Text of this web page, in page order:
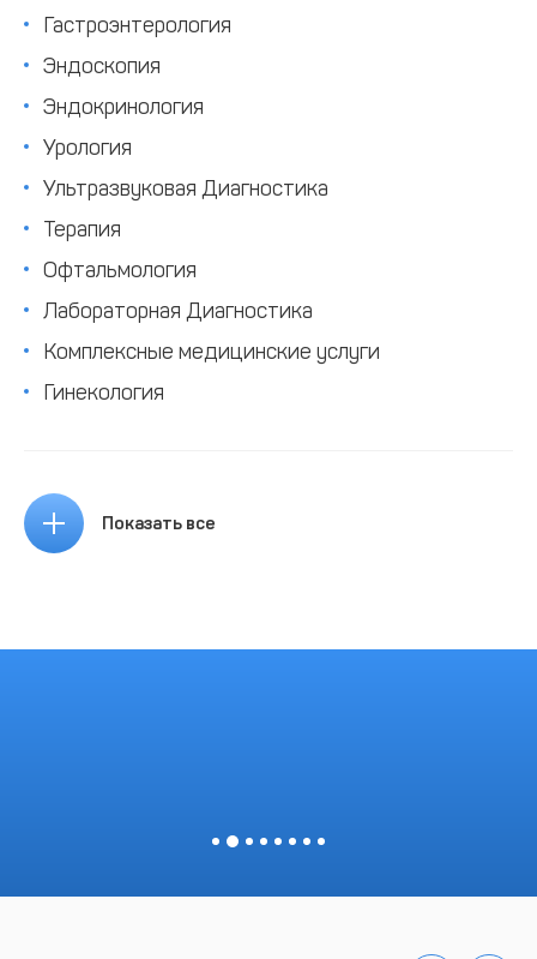
Гастроэнтерология
Эндоскопия
Эндокринология
Урология
Ультразвуковая Диагностика
Терапия
Офтальмология
Лабораторная Диагностика
Комплексные медицинские услуги
Гинекология
Показать все